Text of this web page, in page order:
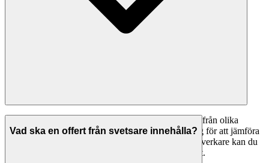
Vi rekommenderar att du begär in minst 2-3 offerter från olika
svetsare i Söderköping. Detta ger dig bättre underlag för att jämföra
pris, tidsplan och arbetsmetoder. Med Svenska Hantverkare kan du
enkelt skicka förfrågningar till flera företag samtidigt.
Vad ska en offert från svetsare innehålla?